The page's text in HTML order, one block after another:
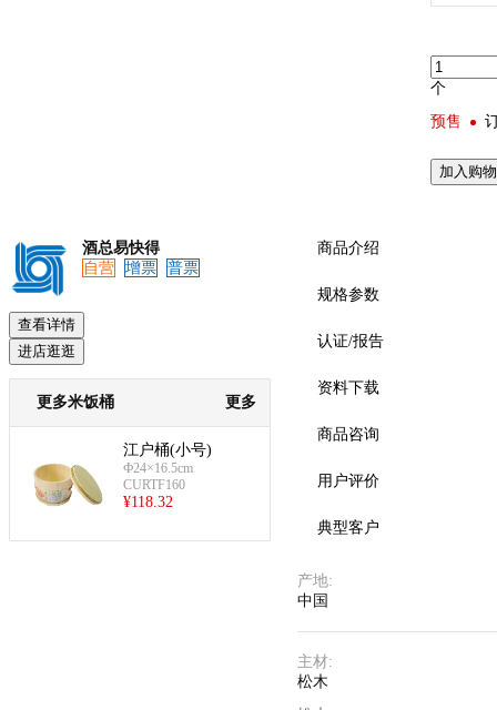
个
预售
加入购
酒总易快得
自营
增票 普票
查看详情
进店逛逛
更多米饭桶 更多
江户桶(小号)
Ф24×16.5cm
CURTF160
¥118.32
商品介绍
规格参数
认证/报告
资料下载
商品咨询
用户评价
典型客户
产地:
中国
主材:
松木